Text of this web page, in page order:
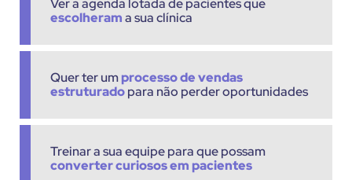
Ver a agenda lotada de pacientes que
escolherama sua clínica
Quer ter umprocesso de vendas
estruturadopara não perder oportunidades
Treinar a sua equipe para que possam
converter curiosos em pacientes